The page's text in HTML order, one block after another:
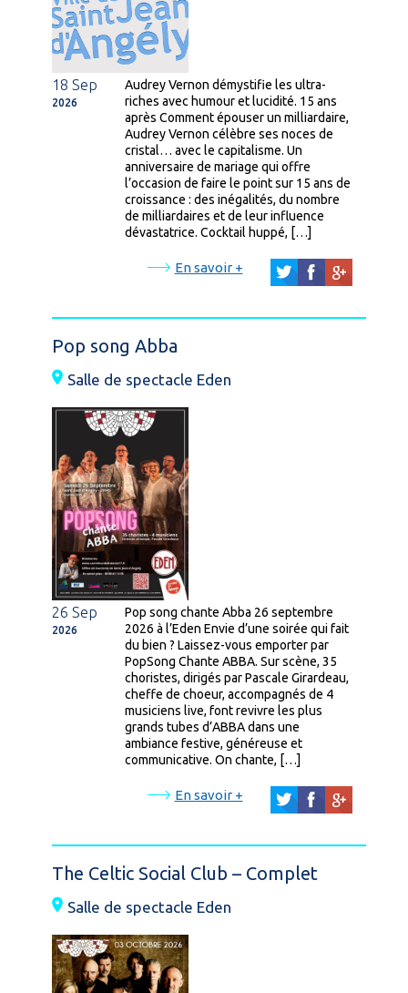
18 Sep
2026
Audrey Vernon démystifie les ultra-
riches avec humour et lucidité. 15 ans
après Comment épouser un milliardaire,
Audrey Vernon célèbre ses noces de
cristal… avec le capitalisme. Un
anniversaire de mariage qui offre
l’occasion de faire le point sur 15 ans de
croissance : des inégalités, du nombre
de milliardaires et de leur influence
dévastatrice. Cocktail huppé, […]
En savoir +
Pop song Abba
Salle de spectacle Eden
26 Sep
2026
Pop song chante Abba 26 septembre
2026 à l’Eden Envie d’une soirée qui fait
du bien ? Laissez-vous emporter par
PopSong Chante ABBA. Sur scène, 35
choristes, dirigés par Pascale Girardeau,
cheffe de choeur, accompagnés de 4
musiciens live, font revivre les plus
grands tubes d’ABBA dans une
ambiance festive, généreuse et
communicative. On chante, […]
En savoir +
The Celtic Social Club – Complet
Salle de spectacle Eden